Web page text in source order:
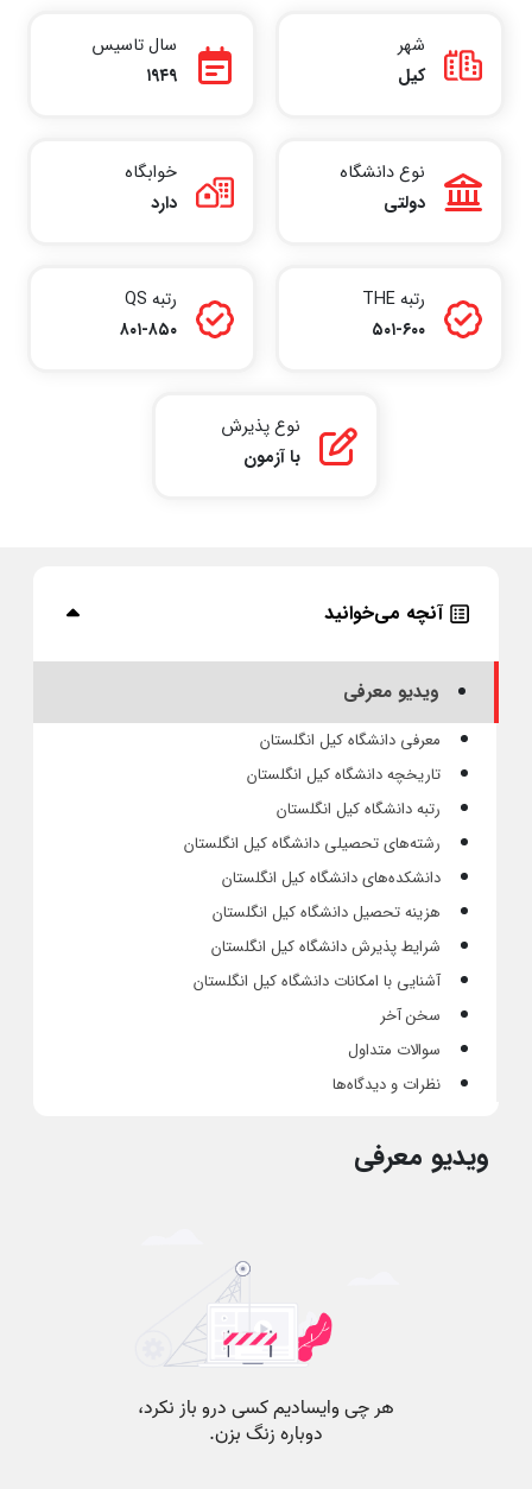
شهر
کیل
سال تاسیس
۱۹۴۹
نوع دانشگاه
دولتی
خوابگاه
دارد
رتبه THE
۵۰۱-۶۰۰
رتبه QS
۸۰۱-۸۵۰
نوع پذیرش
با آزمون
آنچه می‌خوانید
ویدیو معرفی
معرفی دانشگاه کیل انگلستان
تاریخچه دانشگاه کیل انگلستان
رتبه دانشگاه کیل انگلستان
رشته‌های تحصیلی دانشگاه کیل انگلستان
دانشکده‌های دانشگاه کیل انگلستان
هزینه تحصیل دانشگاه کیل انگلستان
شرایط پذیرش دانشگاه کیل انگلستان
آشنایی با امکانات دانشگاه کیل انگلستان
سخن آخر
سوالات متداول
نظرات و دیدگاه‌ها
ویدیو معرفی